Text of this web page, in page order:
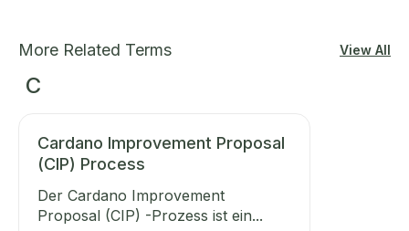
More Related Terms View All
C
Cardano Improvement Proposal
(CIP) Process
Der Cardano Improvement
Proposal (CIP) -Prozess ist ein...